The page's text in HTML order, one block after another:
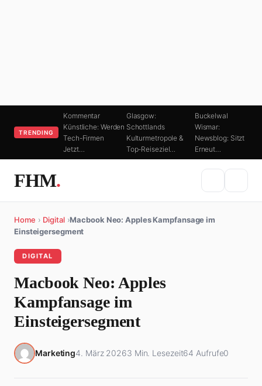
TRENDING
Kommentar
Künstliche: Werden
Tech-Firmen
Jetzt…
Glasgow:
Schottlands
Kulturmetropole &
Top-Reiseziel…
Buckelwal
Wismar:
Newsblog: Sitzt
Erneut…
FHM.
Home › Digital ›Macbook Neo: Apples Kampfansage im
Einsteigersegment
DIGITAL
Macbook Neo: Apples
Kampfansage im
Einsteigersegment
Marketing4. März 20263 Min. Lesezeit64 Aufrufe0